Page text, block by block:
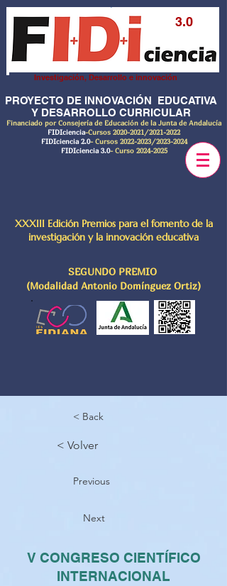
3.0
Investigación, Desarrollo e innovación
PROYECTO DE INNOVACIÓN EDUCATIVA
Y DESARROLLO CURRICULAR
Financiado por Consejería de Educación de la Junta de Andalucía
FIDIciencia-Cursos 2020-2021 /2021-2022
FIDIciencia 2.0- Cursos 2022-2023/2023-2024
FIDIciencia 3.0- Curso 2024-2025
XXXIII Edición Premios para el fomento de la
investigación y la innovación educativa
SEGUNDO PREMIO
(Modalidad Antonio Domínguez Ortiz)
< Back
< Volver
Previous
Next
V CONGRESO CIENTÍFICO
INTERNACIONAL